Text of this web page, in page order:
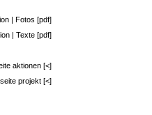
| Fotos [pdf]
| Texte [pdf]
aktionen [<]
projekt [<]